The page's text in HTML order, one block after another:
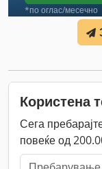
*по оглас/месечно
Користена
Сега
повеќе од